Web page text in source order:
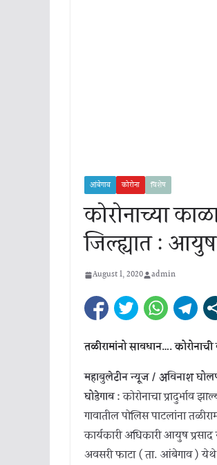
आंबेगाव कोरोना विशेष
कोरोनाच्या
जिल्ह्यात : आयुष
August 1, 2020 admin
तळीरामांनो सावधान….
महाबुलेटीन न्यूज / अविनाश
घोडेगाव :कोरोनाचा प्रादुर्भाव
गावातील पोलिस पाटलांना
कार्यकारी अधिकारी आयुष
अवसरी फाटा ( ता. आंबेगाव ) येथे